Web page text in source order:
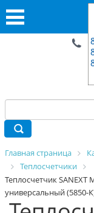
Главная страница
Теплосчетчики
Теплосчетчик
универсальный (5850-